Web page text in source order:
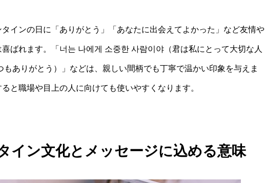
インの日に「ありがとう」「あなたに出会えてよかった」など友情や
ばれます。「너는 나에게 소중한 사람이야（君は私にとって大切な人
ありがとう）」などは、親しい間柄でも丁寧で温かい印象を与えま
と職場や目上の人に向けても使いやすくなります。
イン文化とメッセージに込める意味